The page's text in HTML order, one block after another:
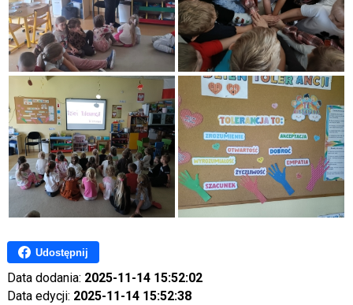
Udostępnij
Data dodania: 2025-11-14 15:52:02
Data edycji: 2025-11-14 15:52:38